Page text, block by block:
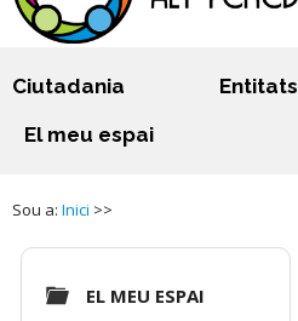
Ciutadania Entitats
El meu espai
Sou a: Inici >>
EL MEU ESPAI